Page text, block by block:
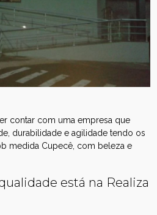
contar com uma empresa que
durabilidade e agilidade tendo os
medida Cupecê, com beleza e
está na Realiza